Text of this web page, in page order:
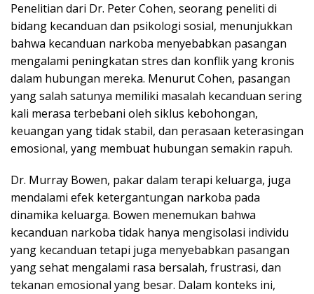
Penelitian dari Dr. Peter Cohen, seorang peneliti di
bidang kecanduan dan psikologi sosial, menunjukkan
bahwa kecanduan narkoba menyebabkan pasangan
mengalami peningkatan stres dan konflik yang kronis
dalam hubungan mereka. Menurut Cohen, pasangan
yang salah satunya memiliki masalah kecanduan sering
kali merasa terbebani oleh siklus kebohongan,
keuangan yang tidak stabil, dan perasaan keterasingan
emosional, yang membuat hubungan semakin rapuh.
Dr. Murray Bowen, pakar dalam terapi keluarga, juga
mendalami efek ketergantungan narkoba pada
dinamika keluarga. Bowen menemukan bahwa
kecanduan narkoba tidak hanya mengisolasi individu
yang kecanduan tetapi juga menyebabkan pasangan
yang sehat mengalami rasa bersalah, frustrasi, dan
tekanan emosional yang besar. Dalam konteks ini,